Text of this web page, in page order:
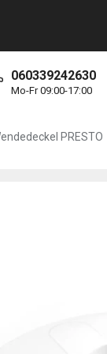
060339242630
Mo-Fr 09:00-17:00
PRESTO